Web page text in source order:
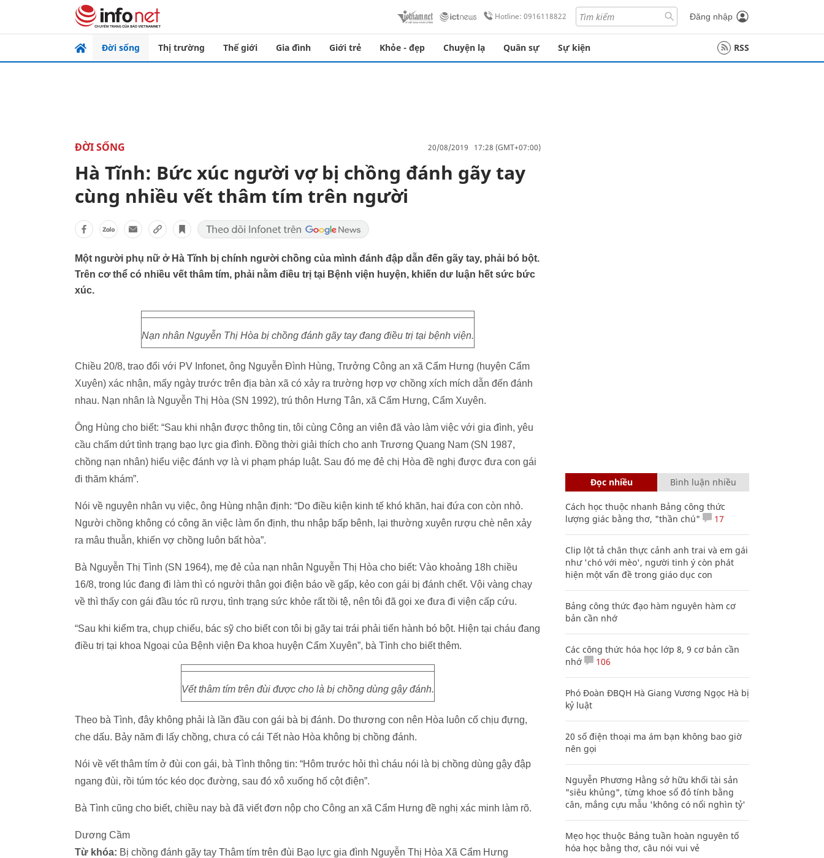
Hotline: 0916118822 Đăng nhập
Đời sống Thị trường Thế giới Gia đình Giới trẻ Khỏe - đẹp Chuyện lạ Quân sự Sự kiện RSS
ĐỜI SỐNG 20/08/2019 17:28 (GMT+07:00)
Hà Tĩnh: Bức xúc người vợ bị chồng đánh gãy tay
cùng nhiều vết thâm tím trên người
Một người phụ nữ ở Hà Tĩnh bị chính người chồng của mình đánh đập dẫn đến gãy tay, phải bó bột.
Trên cơ thể có nhiều vết thâm tím, phải nằm điều trị tại Bệnh viện huyện, khiến dư luận hết sức bức
xúc.
Nạn nhân Nguyễn Thị Hòa bị chồng đánh gãy tay đang điều trị tại bệnh viện.
Chiều 20/8, trao đổi với PV Infonet, ông Nguyễn Đình Hùng, Trưởng Công an xã Cẩm Hưng (huyện Cẩm
Xuyên) xác nhận, mấy ngày trước trên địa bàn xã có xảy ra trường hợp vợ chồng xích mích dẫn đến đánh
nhau. Nạn nhân là Nguyễn Thị Hòa (SN 1992), trú thôn Hưng Tân, xã Cẩm Hưng, Cẩm Xuyên.
Ông Hùng cho biết: “Sau khi nhận được thông tin, tôi cùng Công an viên đã vào làm việc với gia đình, yêu
cầu chấm dứt tình trạng bạo lực gia đình. Đồng thời giải thích cho anh Trương Quang Nam (SN 1987,
chồng nạn nhân) hiểu việc đánh vợ là vi phạm pháp luật. Sau đó mẹ đẻ chị Hòa đề nghị được đưa con gái
đi thăm khám”.
Nói về nguyên nhân vụ việc, ông Hùng nhận định: “Do điều kiện kinh tế khó khăn, hai đứa con còn nhỏ.
Người chồng không có công ăn việc làm ổn định, thu nhập bấp bênh, lại thường xuyên rượu chè nên xảy
ra mâu thuẫn, khiến vợ chồng luôn bất hòa”.
Bà Nguyễn Thị Tình (SN 1964), mẹ đẻ của nạn nhân Nguyễn Thị Hòa cho biết: Vào khoảng 18h chiều
16/8, trong lúc đang đi làm thì có người thân gọi điện báo về gấp, kẻo con gái bị đánh chết. Vội vàng chạy
về thì thấy con gái đầu tóc rũ rượu, tình trạng sức khỏe rất tồi tệ, nên tôi đã gọi xe đưa đi viện cấp cứu.
“Sau khi kiểm tra, chụp chiếu, bác sỹ cho biết con tôi bị gãy tai trái phải tiến hành bó bột. Hiện tại cháu đang
điều trị tại khoa Ngoại của Bệnh viện Đa khoa huyện Cẩm Xuyên”, bà Tình cho biết thêm.
Vết thâm tím trên đùi được cho là bị chồng dùng gậy đánh.
Theo bà Tình, đây không phải là lần đầu con gái bà bị đánh. Do thương con nên Hòa luôn cố chịu đựng,
che dấu. Bảy năm đi lấy chồng, chưa có cái Tết nào Hòa không bị chồng đánh.
Nói về vết thâm tím ở đùi con gái, bà Tình thông tin: “Hôm trước hỏi thì cháu nói là bị chồng dùng gậy đập
ngang đùi, rồi túm tóc kéo dọc đường, sau đó xô xuống hố cột điện”.
Bà Tình cũng cho biết, chiều nay bà đã viết đơn nộp cho Công an xã Cẩm Hưng đề nghị xác minh làm rõ.
Dương Cầm
Từ khóa: Bị chồng đánh gãy tay Thâm tím trên đùi Bạo lực gia đình Nguyễn Thị Hòa Xã Cẩm Hưng
Đọc nhiều Bình luận nhiều
Cách học thuộc nhanh Bảng công thức
lượng giác bằng thơ, "thần chú"
17
Clip lột tả chân thực cảnh anh trai và em gái
như 'chó với mèo', người tinh ý còn phát
hiện một vấn đề trong giáo dục con
Bảng công thức đạo hàm nguyên hàm cơ
bản cần nhớ
Các công thức hóa học lớp 8, 9 cơ bản cần
nhớ
106
Phó Đoàn ĐBQH Hà Giang Vương Ngọc Hà bị
kỷ luật
20 số điện thoại ma ám bạn không bao giờ
nên gọi
Nguyễn Phương Hằng sở hữu khối tài sản
"siêu khủng", từng khoe sổ đỏ tính bằng
cân, mắng cựu mẫu 'không có nổi nghìn tỷ'
Mẹo học thuộc Bảng tuần hoàn nguyên tố
hóa học bằng thơ, câu nói vui vẻ